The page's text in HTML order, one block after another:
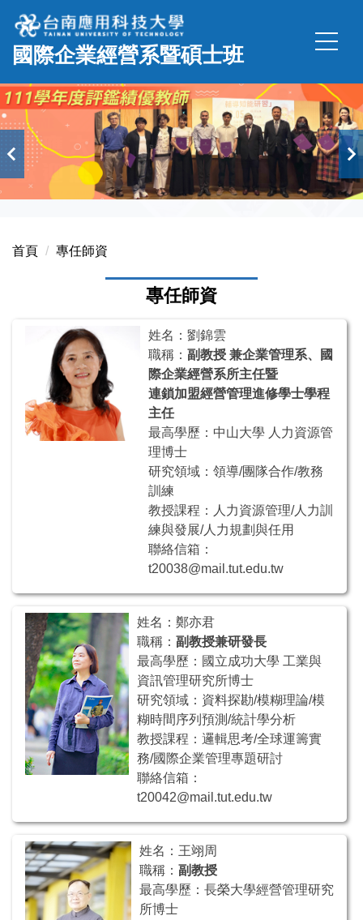
跳
到
主
內
容
區
國際企業經營系暨碩士班
首頁 專任師資
專任師資
姓名：劉錦雲
職稱：副教授 兼企業管理系、國
際企業經營系所主任暨
連鎖加盟經營管理進修學士學程
主任
最高學歷：中山大學 人力資源管
理博士
研究領域：領導/團隊合作/教務
訓練
教授課程：人力資源管理/人力訓
練與發展/人力規劃與任用
聯絡信箱：
t20038@mail.tut.edu.tw
姓名：鄭亦君
職稱： 副教授兼研發長
最高學歷：國立成功大學 工業與
資訊管理研究所博士
研究領域：資料探勘/模糊理論/模
糊時間序列預測/統計學分析
教授課程：邏輯思考/全球運籌實
務/國際企業管理專題研討
聯絡信箱：
t20042@mail.tut.edu.tw
姓名：王翊周
職稱： 副教授
最高學歷：長榮大學經營管理研究
所博士